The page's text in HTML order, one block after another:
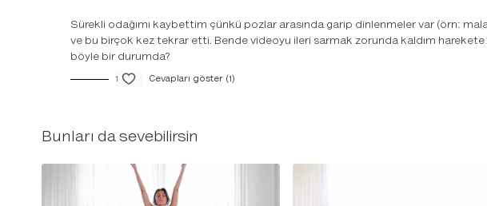
Sürekli odağımı kaybettim çünkü pozlar arasında garip dinlenmeler var (örn:
ve bu birçok kez tekrar etti. Bende videoyu ileri sarmak zorunda kaldım
böyle bir durumda?
1 Cevapları göster (1)
Bunları da sevebilirsin